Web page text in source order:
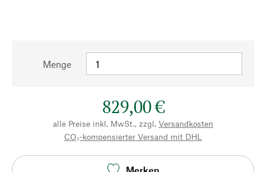
Menge
829,00 €
alle Preise inkl. MwSt., zzgl. Versandkosten
CO₂-kompensierter Versand mit DHL
Merken